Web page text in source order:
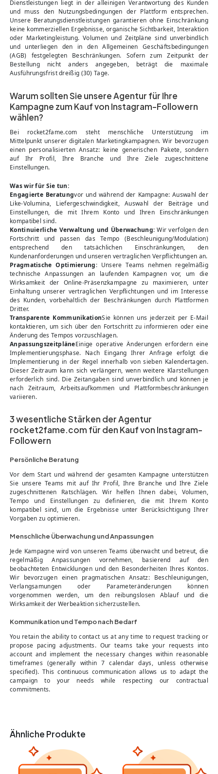
Dienstleistungen liegt in der alleinigen Verantwortung des Kunden
und muss den Nutzungsbedingungen der Plattform entsprechen.
Unsere Beratungsdienstleistungen garantieren ohne Einschränkung
keine kommerziellen Ergebnisse, organische Sichtbarkeit, Interaktion
oder Marketingleistung. Volumen und Zeitpläne sind unverbindlich
und unterliegen den in den Allgemeinen Geschäftsbedingungen
(AGB) festgelegten Beschränkungen. Sofern zum Zeitpunkt der
Bestellung nicht anders angegeben, beträgt die maximale
Ausführungsfrist dreißig (30) Tage.
Warum sollten Sie unsere Agentur für Ihre
Kampagne zum Kauf von Instagram-Followern
wählen?
Bei rocket2fame.com steht menschliche Unterstützung im
Mittelpunkt unserer digitalen Marketingkampagnen. Wir bevorzugen
einen personalisierten Ansatz: keine generischen Pakete, sondern
auf Ihr Profil, Ihre Branche und Ihre Ziele zugeschnittene
Einstellungen.
Was wir für Sie tun:
Engagierte Beratungvor und während der Kampagne: Auswahl der
Like-Volumina, Liefergeschwindigkeit, Auswahl der Beiträge und
Einstellungen, die mit Ihrem Konto und Ihren Einschränkungen
kompatibel sind.
Kontinuierliche Verwaltung und Überwachung: Wir verfolgen den
Fortschritt und passen das Tempo (Beschleunigung/Modulation)
entsprechend den tatsächlichen Einschränkungen, den
Kundenanforderungen und unseren vertraglichen Verpflichtungen an.
Pragmatische Optimierung: Unsere Teams nehmen regelmäßig
technische Anpassungen an laufenden Kampagnen vor, um die
Wirksamkeit der Online-Präsenzkampagne zu maximieren, unter
Einhaltung unserer vertraglichen Verpflichtungen und im Interesse
des Kunden, vorbehaltlich der Beschränkungen durch Plattformen
Dritter.
Transparente KommunikationSie können uns jederzeit per E-Mail
kontaktieren, um sich über den Fortschritt zu informieren oder eine
Änderung des Tempos vorzuschlagen.
AnpassungszeitpläneEinige operative Änderungen erfordern eine
Implementierungsphase. Nach Eingang Ihrer Anfrage erfolgt die
Implementierung in der Regel innerhalb von sieben Kalendertagen.
Dieser Zeitraum kann sich verlängern, wenn weitere Klarstellungen
erforderlich sind. Die Zeitangaben sind unverbindlich und können je
nach Zeitraum, Arbeitsaufkommen und Plattformbeschränkungen
variieren.
3 wesentliche Stärken der Agentur
rocket2fame.com für den Kauf von Instagram-
Followern
Persönliche Beratung
Vor dem Start und während der gesamten Kampagne unterstützen
Sie unsere Teams mit auf Ihr Profil, Ihre Branche und Ihre Ziele
zugeschnittenen Ratschlägen. Wir helfen Ihnen dabei, Volumen,
Tempo und Einstellungen zu definieren, die mit Ihrem Konto
kompatibel sind, um die Ergebnisse unter Berücksichtigung Ihrer
Vorgaben zu optimieren.
Menschliche Überwachung und Anpassungen
Jede Kampagne wird von unseren Teams überwacht und betreut, die
regelmäßig Anpassungen vornehmen, basierend auf den
beobachteten Entwicklungen und den Besonderheiten Ihres Kontos.
Wir bevorzugen einen pragmatischen Ansatz: Beschleunigungen,
Verlangsamungen oder Parameteränderungen können
vorgenommen werden, um den reibungslosen Ablauf und die
Wirksamkeit der Werbeaktion sicherzustellen.
Kommunikation und Tempo nach Bedarf
You retain the ability to contact us at any time to request tracking or
propose pacing adjustments. Our teams take your requests into
account and implement the necessary changes within reasonable
timeframes (generally within 7 calendar days, unless otherwise
specified). This continuous communication allows us to adapt the
campaign to your needs while respecting our contractual
commitments.
Ähnliche Produkte